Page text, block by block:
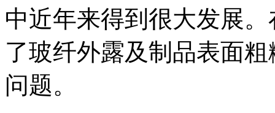
中近年来得到很大发展
了玻纤外露及制品表面
问题。